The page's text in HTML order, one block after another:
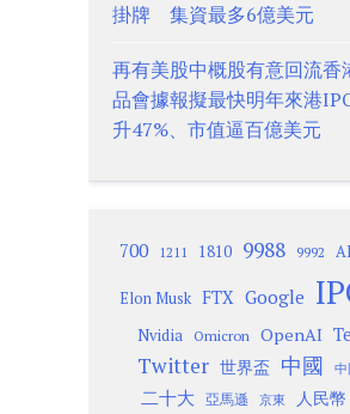
掛牌 集資最多6億美元
再有美股中概股有意回流
品會據報擬最快明年來港
升47%、市值逼百億美元
700 1211 1810 9988 9992 AI
Elon Musk FTX Google
Nvidia Omicron OpenAI
Twitter 世界盃 中國 中
二十大 亞馬遜 京東 人民幣